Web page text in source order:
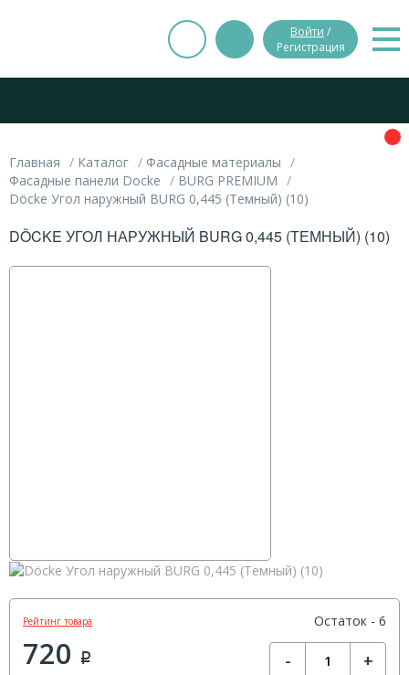
Войти /
Регистрация
Главная Каталог
Фасадные материалы
Фасадные панели Docke
BURG PREMIUM
Döcke Угол наружный BURG 0,445 (Темный) (10)
DÖCKE УГОЛ НАРУЖНЫЙ BURG 0,445 (ТЕМНЫЙ) (10)
Рейтинг товара Остаток - 6
720 Р - +